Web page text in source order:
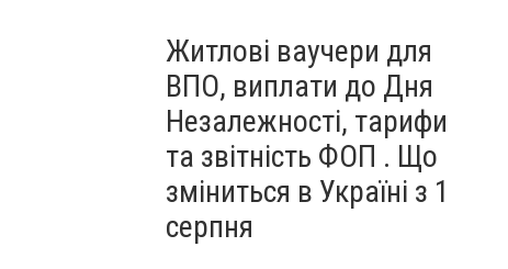
Житлові ваучери для
ВПО, виплати до Дня
Незалежності, тарифи
та звітність ФОП . Що
зміниться в Україні з 1
серпня